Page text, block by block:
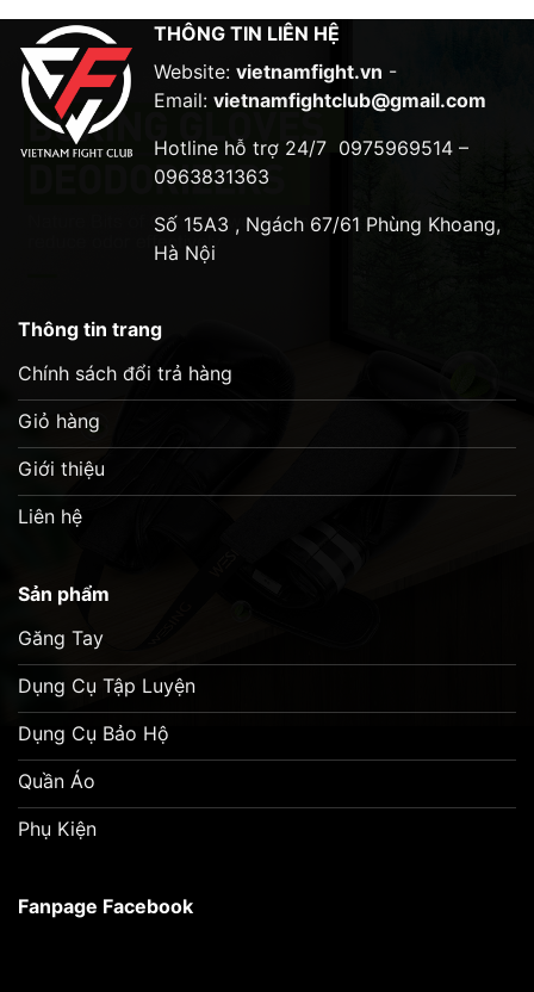
THÔNG TIN LIÊN HỆ
Website: vietnamfight.vn -
Email: vietnamfightclub@gmail.com
Hotline hỗ trợ 24/7 0975969514 –
0963831363
Số 15A3 , Ngách 67/61 Phùng Khoang,
Hà Nội
Thông tin trang
Chính sách đổi trả hàng
Giỏ hàng
Giới thiệu
Liên hệ
Sản phẩm
Găng Tay
Dụng Cụ Tập Luyện
Dụng Cụ Bảo Hộ
Quần Áo
Phụ Kiện
Fanpage Facebook